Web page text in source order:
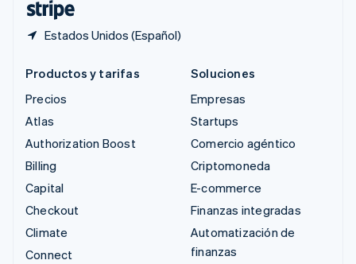
Estados Unidos (Español)
Productos y tarifas
Precios
Atlas
Authorization Boost
Billing
Capital
Checkout
Climate
Connect
Soluciones
Empresas
Startups
Comercio agéntico
Criptomoneda
E-commerce
Finanzas integradas
Automatización de
finanzas